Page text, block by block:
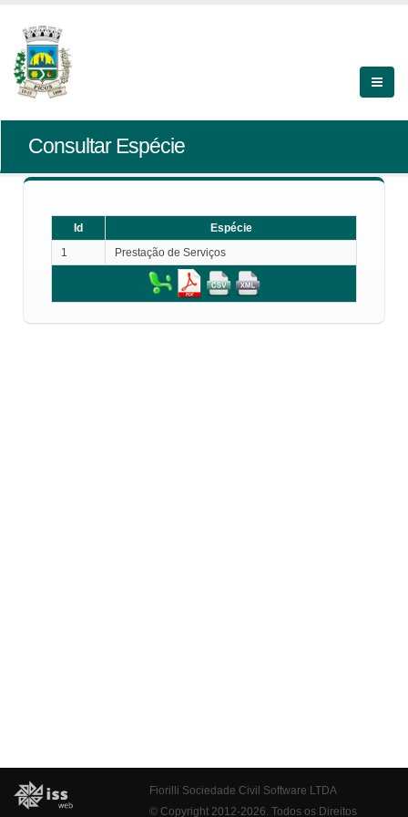
Consultar Espécie
Id
Espécie
1
Prestação de Serviços
Fiorilli Sociedade Civil Software LTDA
© Copyright 2012-2026. Todos os Direitos